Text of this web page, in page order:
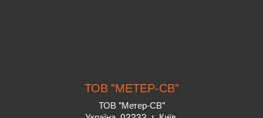
ТОВ "МЕТЕР-СВ"
ТОВ "Метер-СВ"